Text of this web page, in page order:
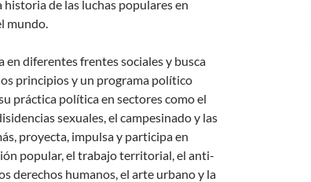
historia de las luchas populares en
mundo.
diferentes frentes sociales y busca
principios y un programa político
práctica política en sectores como el
sexuales, el campesinado y las
proyecta, impulsa y participa en
popular, el trabajo territorial, el anti-
derechos humanos, el arte urbano y la